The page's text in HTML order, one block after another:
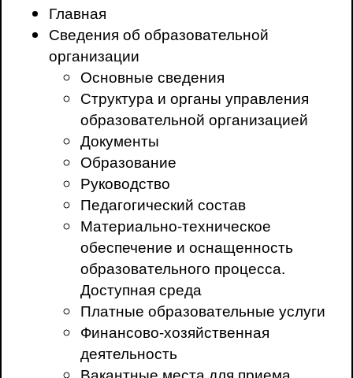
Главная
Сведения об образовательной
организации
Основные сведения
Структура и органы управления
образовательной организацией
Документы
Образование
Руководство
Педагогический состав
Материально-техническое
обеспечение и оснащенность
образовательного процесса.
Доступная среда
Платные образовательные услуги
Финансово-хозяйственная
деятельность
Вакантные места для приема